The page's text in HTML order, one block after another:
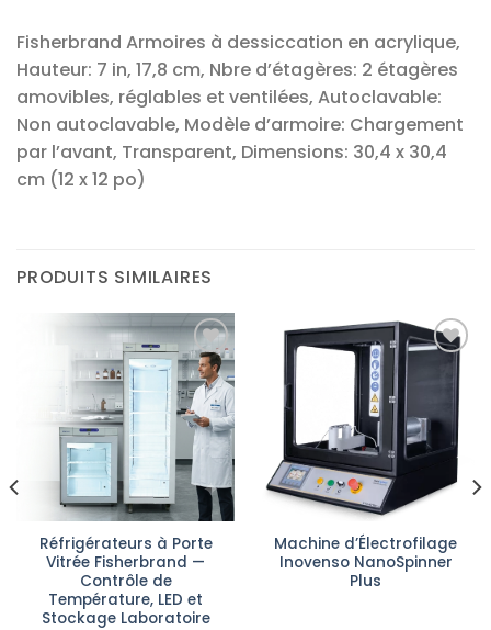
Fisherbrand Armoires à dessiccation en acrylique,
Hauteur: 7 in, 17,8 cm, Nbre d’étagères: 2 étagères
amovibles, réglables et ventilées, Autoclavable:
Non autoclavable, Modèle d’armoire: Chargement
par l’avant, Transparent, Dimensions: 30,4 x 30,4
cm (12 x 12 po)
PRODUITS SIMILAIRES
Ajouter
à la liste
d’envies
Réfrigérateurs à Porte
Vitrée Fisherbrand —
Contrôle de
Température, LED et
Stockage Laboratoire
Ajouter
à la liste
d’envies
Machine d’Électrofilage
Inovenso NanoSpinner
Plus